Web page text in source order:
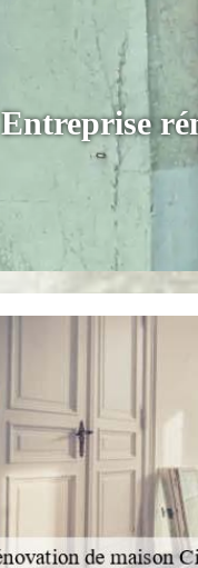
Entreprise